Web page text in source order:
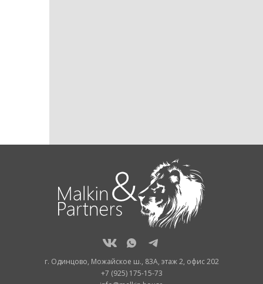
г. Одинцово, Можайское ш., 83А, этаж 2, офис 202
+7 (925) 175-15-73